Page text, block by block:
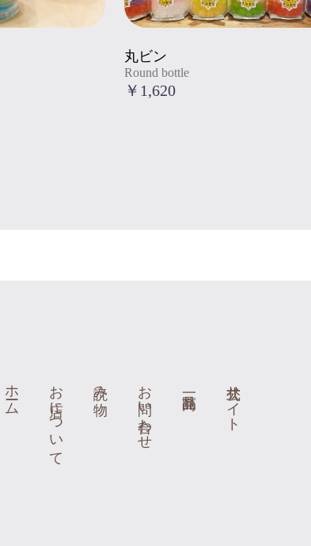
" title="丸ビン
Round bottle
">
丸ビン
Round bottle
￥1,620
ホーム お店について 読み物 お問い合わせ 公式サイト